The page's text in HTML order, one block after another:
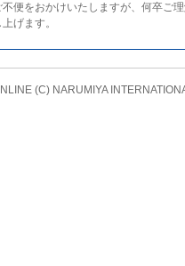
便をおかけいたしますが、何卒ご
げます。